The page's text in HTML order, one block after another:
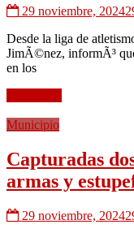
29 noviembre, 2024
Desde la liga de
JimÃ©nez, informÃ³
en los
Municipio
Capturadas
armas y
29 noviembre, 2024